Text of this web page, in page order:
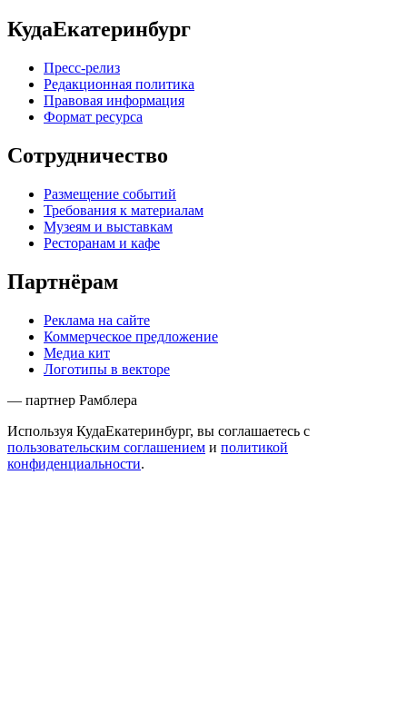
КудаЕкатеринбург
Пресс-релиз
Редакционная политика
Правовая информация
Формат ресурса
Сотрудничество
Размещение событий
Требования к материалам
Музеям и выставкам
Ресторанам и кафе
Партнёрам
Реклама на сайте
Коммерческое предложение
Медиа кит
Логотипы в векторе
— партнер Рамблера
Используя КудаЕкатеринбург, вы соглашаетесь с
пользовательским соглашением и политикой
конфиденциальности.